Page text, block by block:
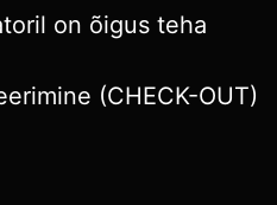
on õigus teha
(CHECK-OUT)